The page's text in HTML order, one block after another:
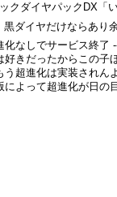
クダイヤパックDX「
黒ダイヤだけならあり
化なしでサービス終了
好きだったからこの
う超進化は実装され
によって超進化が日の